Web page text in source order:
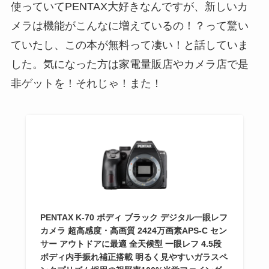
使っていてPENTAX大好きなんですが、新しいカ
メラは機能がこんなに増えているの！？って驚い
ていたし、この本が無料って凄い！と話していま
した。気になった方は家電量販店やカメラ店で是
非ゲットを！それじゃ！また！
PENTAX K-70 ボディ ブラック デジタル一眼レフ
カメラ 超高感度・高画質 2424万画素APS-C セン
サー アウトドアに最適 全天候型 一眼レフ 4.5段
ボディ内手振れ補正搭載 明るく見やすいガラスペ